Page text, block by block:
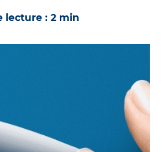
lecture : 2 min